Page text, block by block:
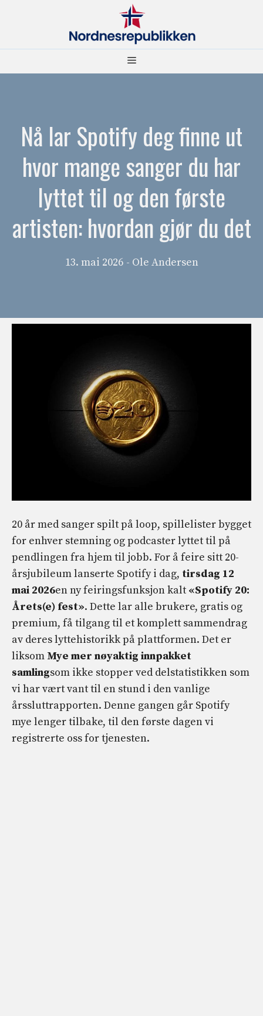
Meny
Nå lar Spotify deg finne ut
hvor mange sanger du har
lyttet til og den første
artisten: hvordan gjør du det
13. mai 2026 - Ole Andersen
20 år med sanger spilt på loop, spillelister bygget
for enhver stemning og podcaster lyttet til på
pendlingen fra hjem til jobb. For å feire sitt 20-
årsjubileum lanserte Spotify i dag, tirsdag 12
mai 2026en ny feiringsfunksjon kalt «Spotify 20:
Årets(e) fest». Dette lar alle brukere, gratis og
premium, få tilgang til et komplett sammendrag
av deres lyttehistorikk på plattformen. Det er
liksom Mye mer nøyaktig innpakket
samlingsom ikke stopper ved delstatistikken som
vi har vært vant til en stund i den vanlige
årssluttrapporten. Denne gangen går Spotify
mye lenger tilbake, til den første dagen vi
registrerte oss for tjenesten.